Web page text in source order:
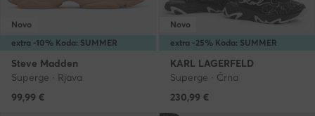
extra -10% Koda: SUMMER
Novo
Steve Madden
Superge · Rjava
99,99 €
extra -25% Koda: SUMMER
Novo
KARL LAGERFELD
Superge · Črna
230,99 €